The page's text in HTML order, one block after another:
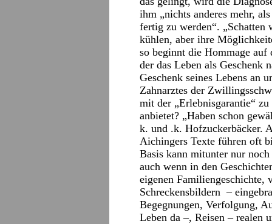
ihm „nichts anderes mehr,
fertig zu werden“.
kühlen, aber ihre
so beginnt die Hommage auf
der das Leben als Geschenk
Geschenk seines Lebens an
Zahnarztes der
mit der „Erlebnisgarantie“
anbietet? „Haben schon
k. und .k. Hofzuckerbäcker.
Aichingers Texte führen oft
Basis kann mitunter nur
auch wenn in den
eigenen Familiengeschichte,
Schreckensbildern –
Begegnungen, Verfolgung,
Leben da –, Reisen – realen